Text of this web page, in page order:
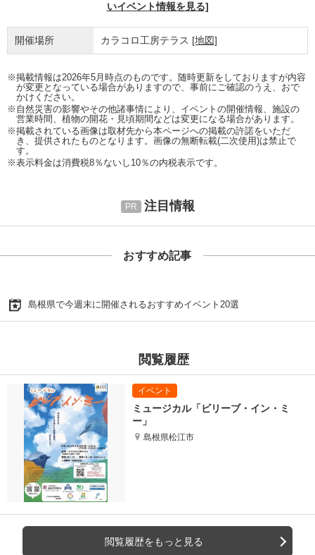
いイベント情報を見る]
開催場所 カラコロ工房テラス [地図]
※掲載情報は2026年5月時点のものです。随時更新をしておりますが内容
が変更となっている場合がありますので、事前にご確認のうえ、おで
かけください。
※自然災害の影響やその他諸事情により、イベントの開催情報、施設の
営業時間、植物の開花・見頃期間などは変更になる場合があります。
※掲載されている画像は取材先から本ページへの掲載の許諾をいただ
き、提供されたものとなります。画像の無断転載(二次使用)は禁止で
す。
※表示料金は消費税8％ないし10％の内税表示です。
注目情報
おすすめ記事
島根県で今週末に開催されるおすすめイベント20選
閲覧履歴
ミュージカル「ビリーブ・イン・ミ
ー」
島根県松江市
閲覧履歴をもっと見る